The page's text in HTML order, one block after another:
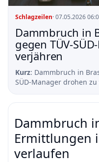
Schlagzeilen· 07.05.2026
Dammbruch in
gegen TÜV-
verjähren
Kurz: Dammbruch in
SÜD-Manager drohen
Dammbruch
Ermittlungen
verlaufen